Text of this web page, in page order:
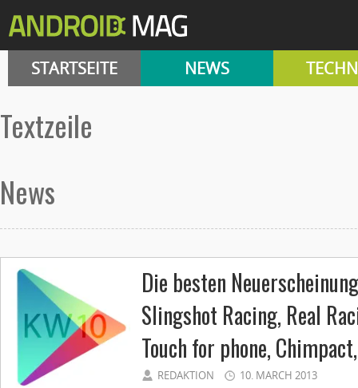
STARTSEITE NEWS
Textzeile
News
Die besten
Slingshot Racing, Real
Touch for phone,
REDAKTION 10. MARCH 2013